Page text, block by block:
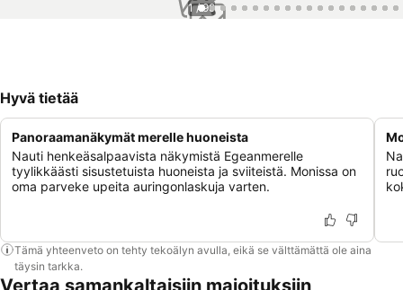
1 / 99
Hyvä tietää
Panoraamanäkymät merelle huoneista
Nauti henkeäsalpaavista näkymistä Egeanmerelle
tyylikkäästi sisustetuista huoneista ja sviiteistä. Monissa on
oma parveke upeita auringonlaskuja varten.
Tämä yhteenveto on tehty tekoälyn avulla, eikä se välttämättä ole aina
täysin tarkka.
Vertaa samankaltaisiin majoituksiin